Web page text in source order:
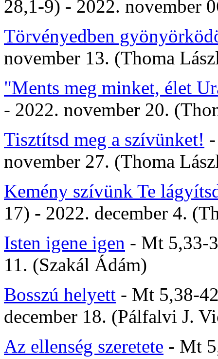
28,1-9) - 2022. november
Törvényedben
november 13. (Thoma
"Ments meg minket, élet
- 2022. november 20.
Tisztítsd meg a szívünket!
november 27. (Thoma
Kemény szívünk Te
17) - 2022. december 4.
Isten igene igen - Mt 5,33-
11. (Szakál Ádám)
Bosszú helyett - Mt 5,38-
december 18. (Pálfalvi J.
Az ellenség szeretete - Mt